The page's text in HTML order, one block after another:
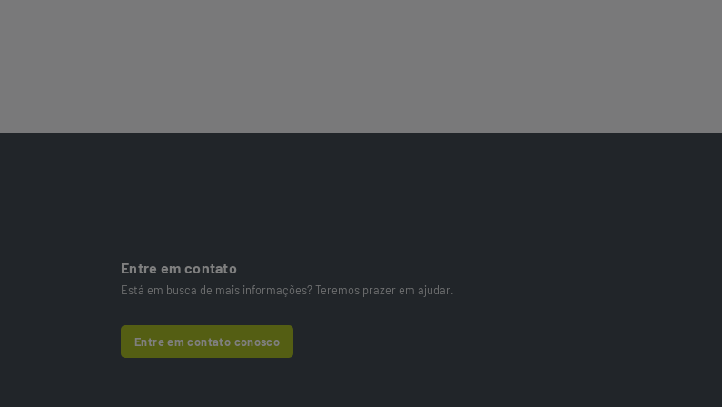
Entre em contato
Está em busca de mais informações? Teremos prazer em ajudar.
Entre em contato conosco